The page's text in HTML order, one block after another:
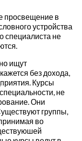
просвещение в
устройства
специалиста не
ищут
без дохода,
Курсы
не
Они
группы,
во